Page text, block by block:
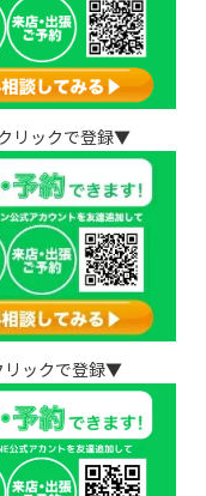
リックで登録▼
リックで登録▼